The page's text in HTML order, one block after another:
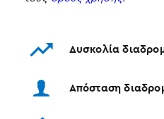
Δυσκολία
Απόσταση